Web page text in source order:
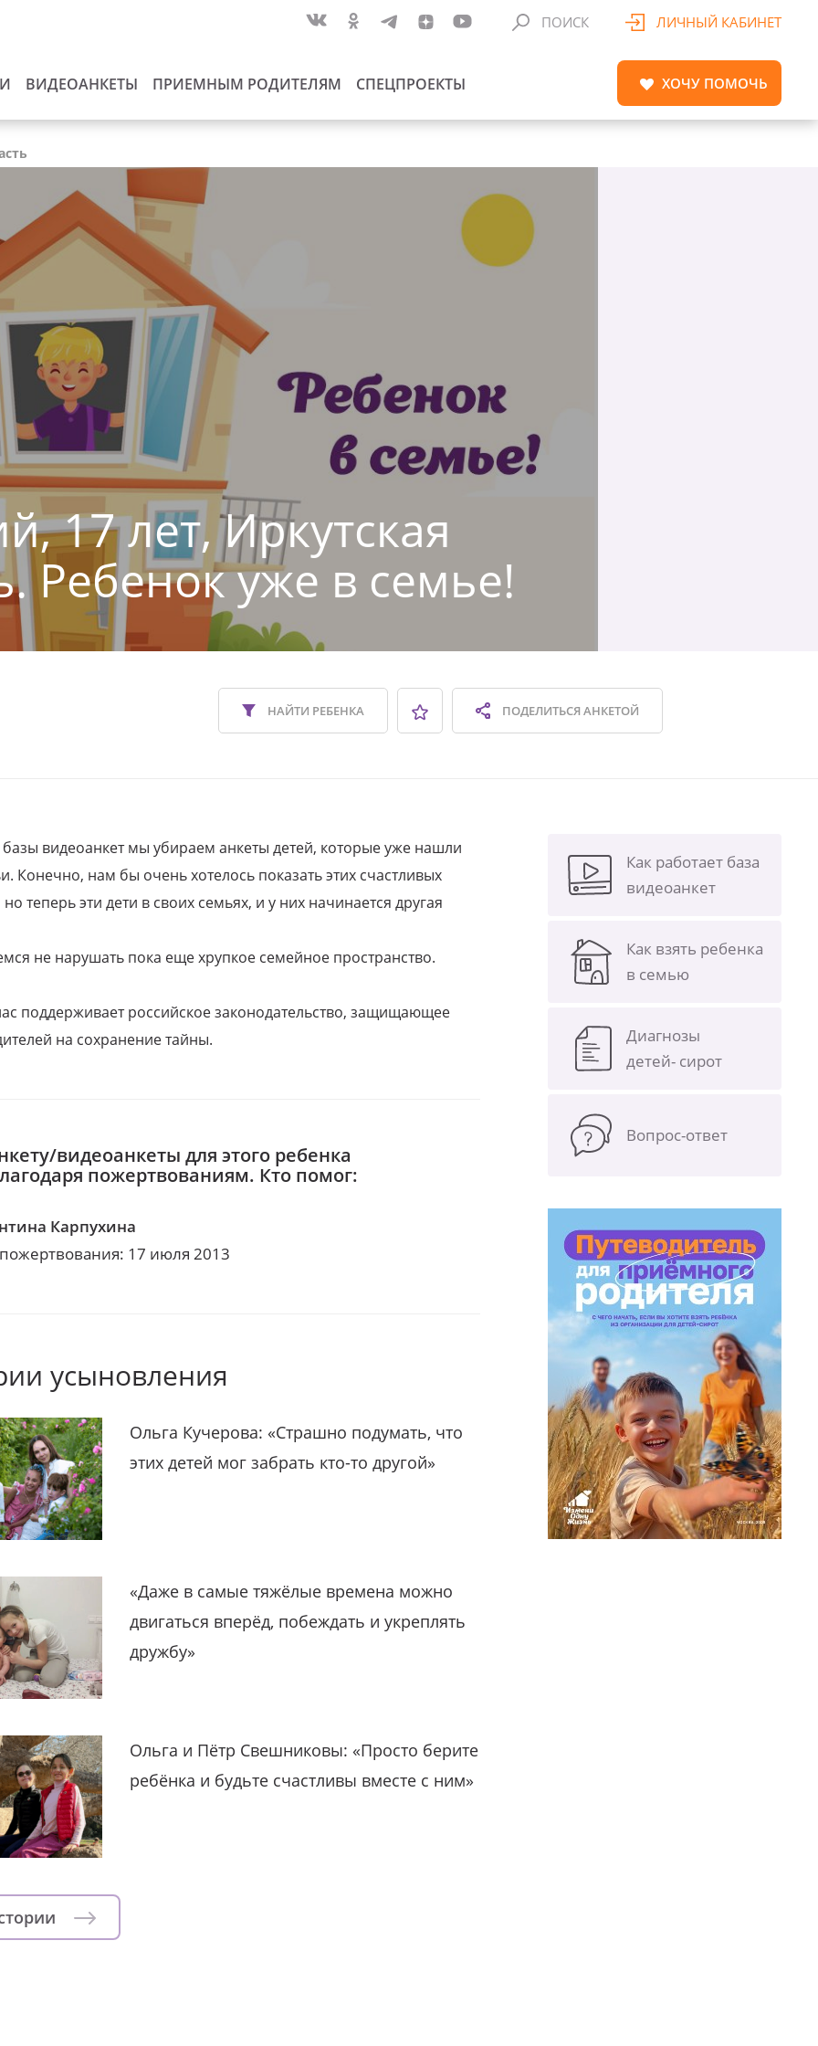
ВИДЕОАНКЕТЫ ПРИЕМНЫМ РОДИТЕЛЯМ СПЕЦПРОЕКТЫ
ПОИСК ЛИЧНЫЙ КАБИНЕТ
ХОЧУ ПОМОЧЬ
17 лет, Иркутская
Ребенок уже в семье!
ПОДЕЛИТЬСЯАНКЕТОЙ
НАЙТИ РЕБЕНКА
видеоанкет мы убираем анкеты детей, которые уже нашли
Конечно, нам бы очень хотелось показать этих счастливых
теперь эти дети в своих семьях, и у них начинается другая
не нарушать пока еще хрупкое семейное пространство.
поддерживает российское законодательство, защищающее
на сохранение тайны.
видеоанкеты для этого ребенка
пожертвованиям. Кто помог:
Карпухина
17 июля 2013
усыновления
Ольга Кучерова: «Страшно подумать, что
этих детей мог забрать кто-то другой»
«Даже в самые тяжёлые времена можно
двигаться вперёд, побеждать и укреплять
дружбу»
Ольга и Пётр Свешниковы: «Просто берите
ребёнка и будьте счастливы вместе с ним»
Как работает база
видеоанкет
Как взять ребенка
в семью
Диагнозы
детей- сирот
Вопрос-ответ